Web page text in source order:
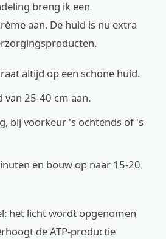
breng ik een
aan. De huid is nu extra
altijd op een schone huid.
van 25-40 cm aan.
bij voorkeur 's ochtends of 's
en bouw op naar 15-20
het licht wordt opgenomen
de ATP-productie